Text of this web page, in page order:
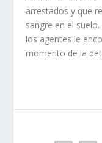
arrestados y que
sangre en el
los agentes le
momento de la